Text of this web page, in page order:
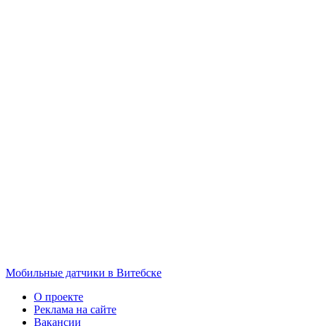
Мобильные датчики в Витебске
О проекте
Реклама на сайте
Вакансии